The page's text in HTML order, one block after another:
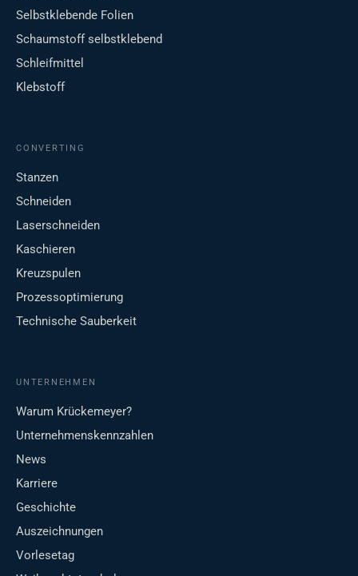
Selbstklebende Folien
Schaumstoff selbstklebend
Schleifmittel
Klebstoff
CONVERTING
Stanzen
Schneiden
Laserschneiden
Kaschieren
Kreuzspulen
Prozessoptimierung
Technische Sauberkeit
UNTERNEHMEN
Warum Krückemeyer?
Unternehmenskennzahlen
News
Karriere
Geschichte
Auszeichnungen
Vorlesetag